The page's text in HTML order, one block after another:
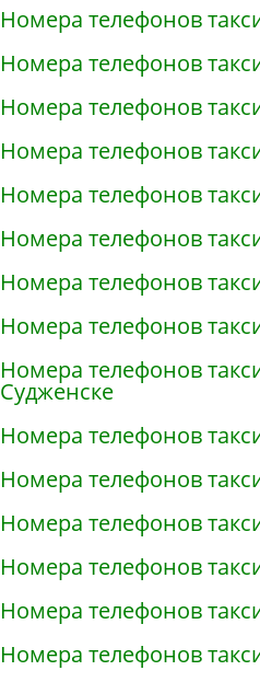
Номера телефонов
Номера телефонов
Номера телефонов
Номера телефонов
Номера телефонов
Номера телефонов
Номера телефонов
Номера телефонов
Номера телефонов
Судженске
Номера телефонов
Номера телефонов
Номера телефонов
Номера телефонов
Номера телефонов
Номера телефонов